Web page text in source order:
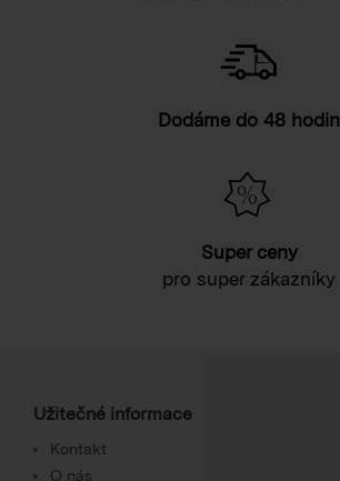
Dodáme do 48 hodin
Super ceny
pro super zákazníky
Užitečné informace
Kontakt
O nás